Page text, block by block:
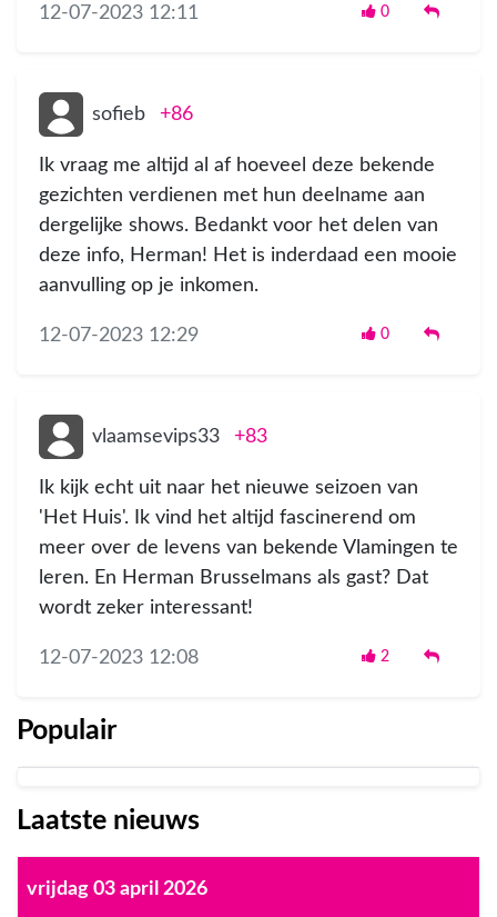
12-07-2023 12:11 0
sofieb +86
Ik vraag me altijd al af hoeveel deze bekende
gezichten verdienen met hun deelname aan
dergelijke shows. Bedankt voor het delen van
deze info, Herman! Het is inderdaad een mooie
aanvulling op je inkomen.
12-07-2023 12:29 0
vlaamsevips33 +83
Ik kijk echt uit naar het nieuwe seizoen van
'Het Huis'. Ik vind het altijd fascinerend om
meer over de levens van bekende Vlamingen te
leren. En Herman Brusselmans als gast? Dat
wordt zeker interessant!
12-07-2023 12:08 2
Populair
Laatste nieuws
vrijdag 03 april 2026